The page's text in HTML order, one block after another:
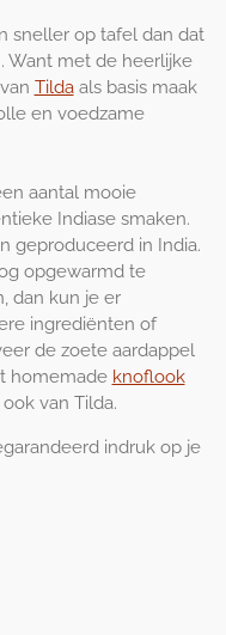
u
l
e
e
sneller op tafel dan dat
Want met de heerlijke
Tildaals basis maak
en voedzame
aantal mooie
Indiase smaken.
geproduceerd in India.
opgewarmd te
dan kun je er
ingrediënten of
de zoete aardappel
homemade knoflook
van Tilda.
indruk op je